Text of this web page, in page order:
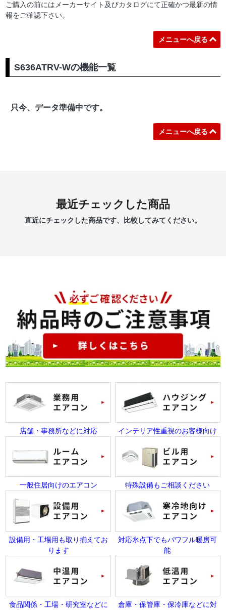
ご購入の前にはメーカーサイト及びカタログにて正確かつ最新の情
報をご確認下さい。
メニューへ戻る
S636ATRV-Wの機能一覧
只今、データ準備中です。
メニューへ戻る
最近チェックした商品
直近にチェックした商品です、比較してみてください。
店舗・事務所などに対応 インテリア性重視のお客様向け
一般住居向けのエアコン 特殊設備もご相談ください
設備用・工場用も取り揃えてお
ります
対応氷点下でもパワフル暖房可
能
食品関係・工場・研究室などに
倉庫・保管庫・保冷庫などに対